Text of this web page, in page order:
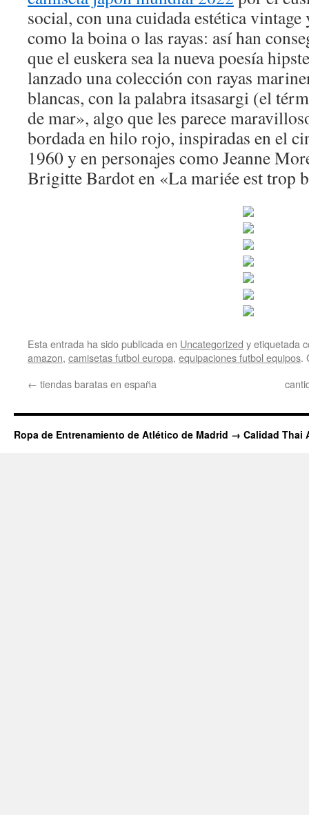
social, con una cuidada estética
como la boina o las rayas: así han
que el euskera sea la nueva poesía
lanzado una colección con rayas
blancas, con la palabra itsasargi (el
de mar», algo que les parece
bordada en hilo rojo, inspiradas en el
1960 y en personajes como Jeanne
Brigitte Bardot en «La mariée est trop
Esta entrada ha sido publicada en Uncategorized y etiquetada
amazon, camisetas futbol europa, equipaciones futbol equipos.
← tiendas baratas en españa
Ropa de Entrenamiento de Atlético de Madrid → Calidad Thai